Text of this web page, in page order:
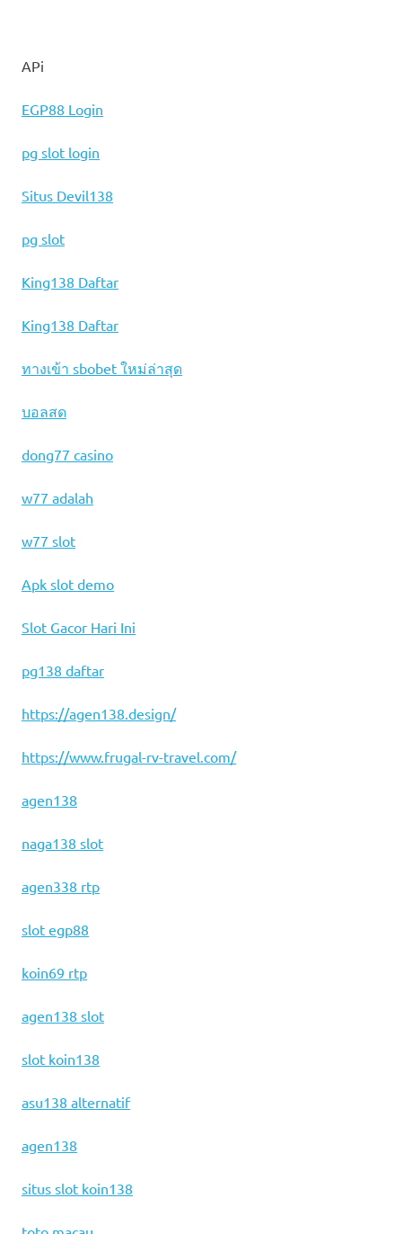
APi
EGP88 Login
pg slot login
Situs Devil138
pg slot
King138 Daftar
King138 Daftar
ทางเข้า sbobet ใหม่ล่าสุด
บอลสด
dong77 casino
w77 adalah
w77 slot
Apk slot demo
Slot Gacor Hari Ini
pg138 daftar
https://agen138.design/
https://www.frugal-rv-travel.com/
agen138
naga138 slot
agen338 rtp
slot egp88
koin69 rtp
agen138 slot
slot koin138
asu138 alternatif
agen138
situs slot koin138